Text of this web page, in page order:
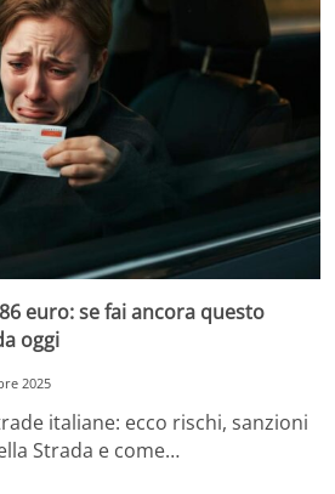
euro: se fai ancora questo
oggi
2025
italiane: ecco rischi, sanzioni
Strada e come…